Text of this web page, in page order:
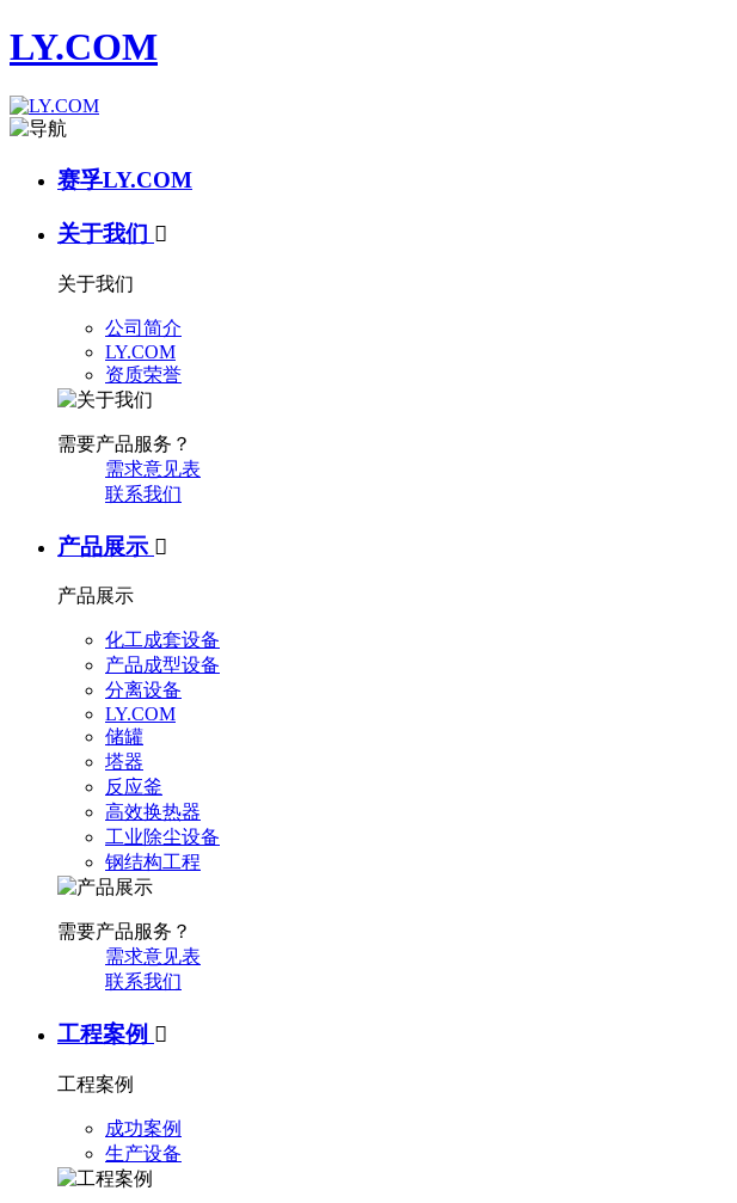
LY.COM
赛孚LY.COM
关于我们 
关于我们
公司简介
LY.COM
资质荣誉
需要产品服务？
需求意见表
联系我们
产品展示 
产品展示
化工成套设备
产品成型设备
分离设备
LY.COM
储罐
塔器
反应釜
高效换热器
工业除尘设备
钢结构工程
需要产品服务？
需求意见表
联系我们
工程案例 
工程案例
成功案例
生产设备